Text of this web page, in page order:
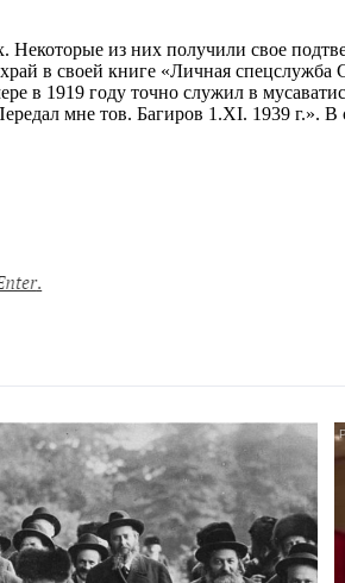
из них получили свое
в своей книге «Личная
в 1919 году точно служил в
мне тов. Багиров 1.XI. 1939 г.».